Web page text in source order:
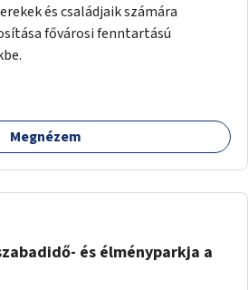
és családjaik számára
fővárosi fenntartású
Megnézem
és élményparkja a